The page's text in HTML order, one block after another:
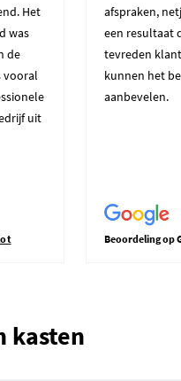
Het
was
de
vooral
uit
afspraken,
een resultaat
tevreden
kunnen het
aanbevelen.
Beoordeling op
kasten